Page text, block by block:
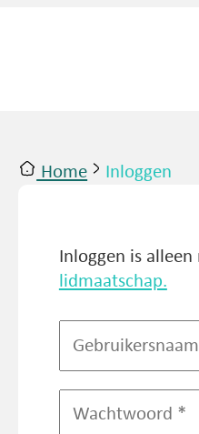
Home Inloggen
Inloggen is
lidmaatschap.